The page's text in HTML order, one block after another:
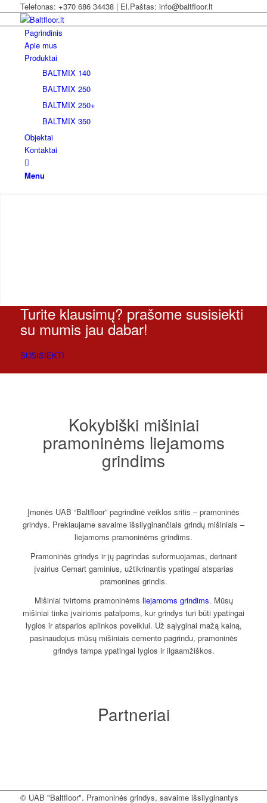
Telefonas: +370 686 34438 | El.Paštas: info@baltfloor.lt
Pagrindinis
Apie mus
Produktai
BALTMIX 140
BALTMIX 250
BALTMIX 250+
BALTMIX 350
Objektai
Kontaktai
Menu
Turite klausimų? prašome susisiekti
su mumis jau dabar!
SUSISIEKTI
Kokybiški mišiniai
pramoninėms liejamoms
grindims
Įmonės UAB “Baltfloor” pagrindinė veiklos sritis – pramoninės
grindys. Prekiaujame savaime išsilyginančiais grindų mišiniais –
liejamoms pramoninėms grindims.
Pramoninės grindys ir jų pagrindas suformuojamas, derinant
įvairius Cemart gaminius, užtikrinantis ypatingai atsparias
pramonines grindis.
Mišiniai tvirtoms pramoninėms liejamoms grindims. Mūsų
mišiniai tinka įvairioms patalpoms, kur grindys turi būti ypatingai
lygios ir atsparios aplinkos poveikiui. Už sąlyginai mažą kainą,
pasinaudojus mūsų mišiniais cemento pagrindu, pramoninės
grindys tampa ypatingai lygios ir ilgaamžiškos.
Partneriai
© UAB "Baltfloor". Pramoninės grindys, savaime išsilyginantys